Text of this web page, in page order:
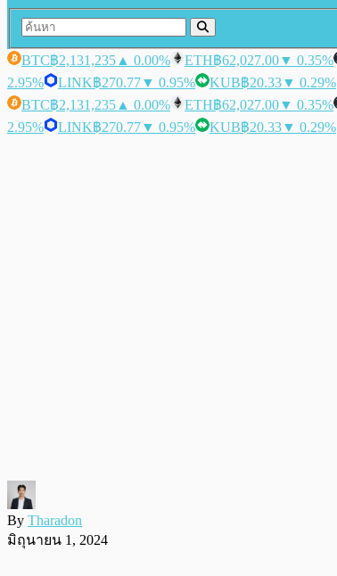
BTC฿2,131,235 ▲ 0.00% ETH฿62,027.00▼ 0.35%
2.95%
LINK฿270.77▼ 0.95% KUB฿20.33▼ 0.29%
BTC฿2,131,235 ▲ 0.00% ETH฿62,027.00▼ 0.35%
2.95%
LINK฿270.77▼ 0.95% KUB฿20.33▼ 0.29%
By Tharadon
มิถุนายน 1, 2024